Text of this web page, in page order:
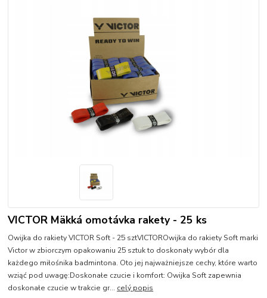
VICTOR Mäkká omotávka rakety - 25 ks
Owijka do rakiety VICTOR Soft - 25 sztVICTOROwijka do rakiety Soft marki
Victor w zbiorczym opakowaniu 25 sztuk to doskonały wybór dla
każdego miłośnika badmintona. Oto jej najważniejsze cechy, które warto
wziąć pod uwagę:Doskonałe czucie i komfort: Owijka Soft zapewnia
doskonałe czucie w trakcie gr... celý popis